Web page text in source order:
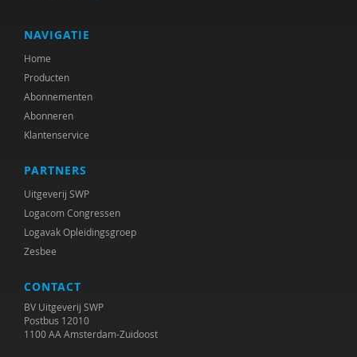
Bas Levering
Ellen Misana-ter Huurne
Marijke Naezer
Anne Nales
Henry Otgaar
Geertjan Overbeek
Sanne Parlevliet
Marieke van der Pers
Madelon Pieper
NAVIGATIE
Home
Producten
Abonnementen
Abonneren
Klantenservice
PARTNERS
Uitgeverij SWP
Logacom Congressen
Logavak Opleidingsgroep
Zesbee
CONTACT
BV Uitgeverij SWP
Postbus 12010
1100 AA Amsterdam-Zuidoost